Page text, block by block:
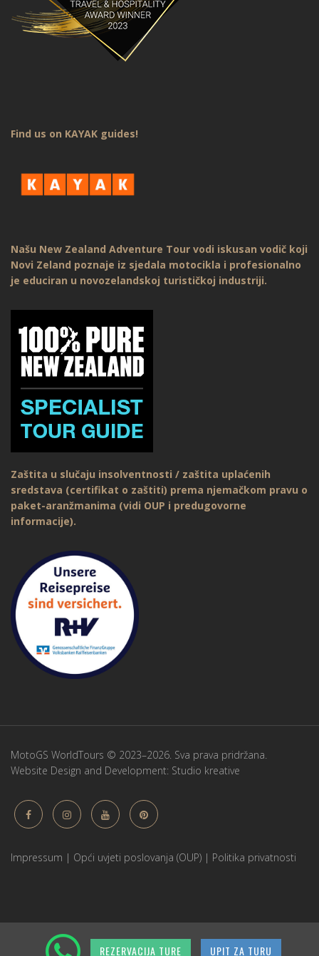
REZERVACIJA TURE UPIT ZA TURU
Find us on KAYAK guides!
Našu New Zealand Adventure Tour vodi iskusan vodič koji
Novi Zeland poznaje iz sjedala motocikla i profesionalno
je educiran u novozelandskoj turističkoj industriji.
Zaštita u slučaju insolventnosti / zaštita uplaćenih
sredstava (certifikat o zaštiti) prema njemačkom pravu o
paket-aranžmanima (vidi OUP i predugovorne
informacije).
MotoGS WorldTours © 2023–2026. Sva prava pridržana.
Website Design and Development: Studio kreative
Impressum | Opći uvjeti poslovanja (OUP) | Politika privatnosti